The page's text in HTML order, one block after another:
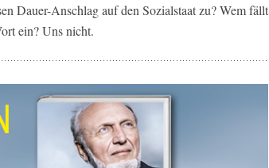
Dauer-Anschlag auf den Sozialstaat zu? Wem fällt
ein? Uns nicht.